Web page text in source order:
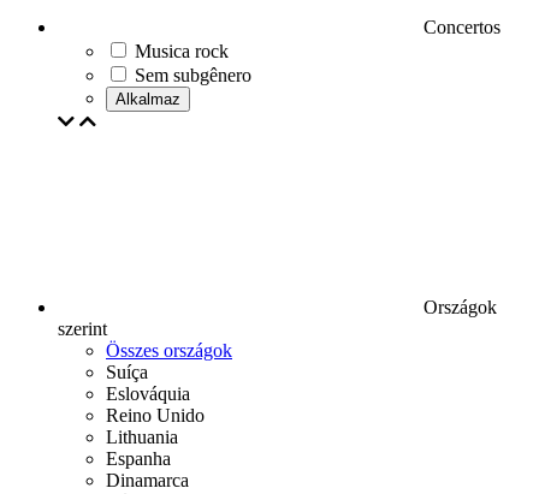
Concertos
Musica rock
Sem subgênero
Alkalmaz
Országok
szerint
Összes országok
Suíça
Eslováquia
Reino Unido
Lithuania
Espanha
Dinamarca